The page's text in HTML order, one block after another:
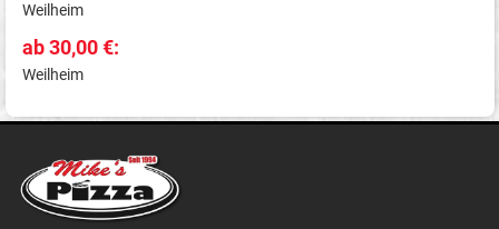
Weilheim
ab 30,00 €:
Weilheim